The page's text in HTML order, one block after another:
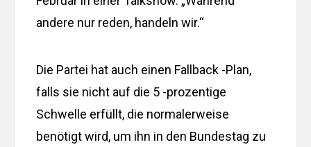
andere nur reden, handeln wir.“
Die Partei hat auch einen Fallback -Plan,
falls sie nicht auf die 5 -prozentige
Schwelle erfüllt, die normalerweise
benötigt wird, um ihn in den Bundestag zu